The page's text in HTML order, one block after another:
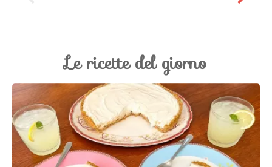
Le ricette del giorno